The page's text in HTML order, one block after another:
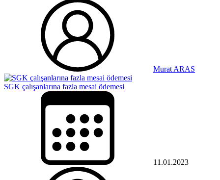
Murat ARAS
SGK çalışanlarına fazla mesai ödemesi
11.01.2023